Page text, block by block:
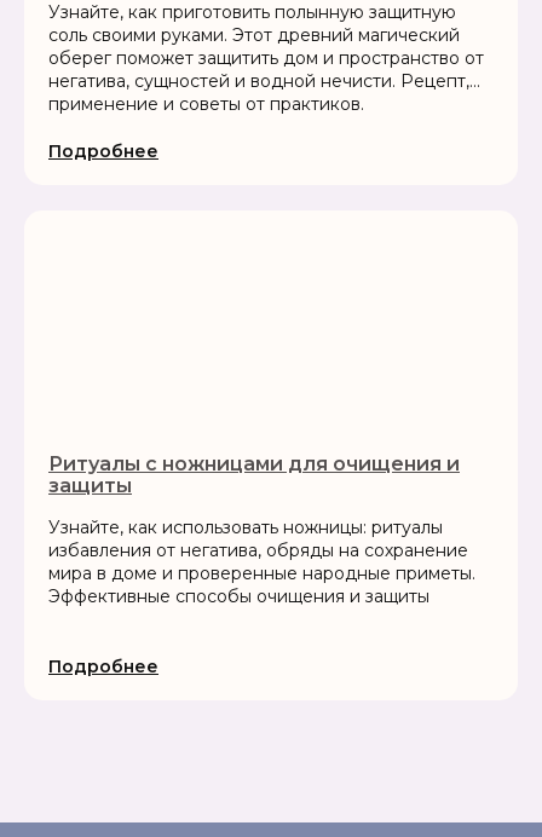
Узнайте, как приготовить полынную защитную
соль своими руками. Этот древний магический
оберег поможет защитить дом и пространство от
негатива, сущностей и водной нечисти. Рецепт,
применение и советы от практиков.
Подробнее
Ритуалы с ножницами для очищения и
защиты
Узнайте, как использовать ножницы: ритуалы
избавления от негатива, обряды на сохранение
мира в доме и проверенные народные приметы.
Эффективные способы очищения и защиты
Подробнее